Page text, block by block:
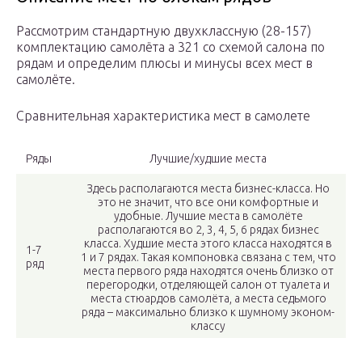
Рассмотрим стандартную двухклассную (28-157)
комплектацию самолёта а 321 со схемой салона по
рядам и определим плюсы и минусы всех мест в
самолёте.
Сравнительная характеристика мест в самолете
Ряды Лучшие/худшие места
1-7
ряд
Здесь располагаются места бизнес-класса. Но
это не значит, что все они комфортные и
удобные. Лучшие места в самолёте
располагаются во 2, 3, 4, 5, 6 рядах бизнес
класса. Худшие места этого класса находятся в
1 и 7 рядах. Такая компоновка связана с тем, что
места первого ряда находятся очень близко от
перегородки, отделяющей салон от туалета и
места стюардов самолёта, а места седьмого
ряда – максимально близко к шумному эконом-
классу